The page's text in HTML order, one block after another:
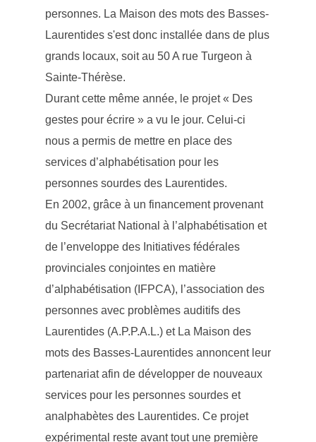
personnes. La Maison des mots des Basses-
Laurentides s'est donc installée dans de plus
grands locaux, soit au 50 A rue Turgeon à
Sainte-Thérèse.
Durant cette même année, le projet « Des
gestes pour écrire » a vu le jour. Celui-ci
nous a permis de mettre en place des
services d’alphabétisation pour les
personnes sourdes des Laurentides.
En 2002, grâce à un financement provenant
du Secrétariat National à l’alphabétisation et
de l’enveloppe des Initiatives fédérales
provinciales conjointes en matière
d’alphabétisation (IFPCA), l’association des
personnes avec problèmes auditifs des
Laurentides (A.P.P.A.L.) et La Maison des
mots des Basses-Laurentides annoncent leur
partenariat afin de développer de nouveaux
services pour les personnes sourdes et
analphabètes des Laurentides. Ce projet
expérimental reste avant tout une première